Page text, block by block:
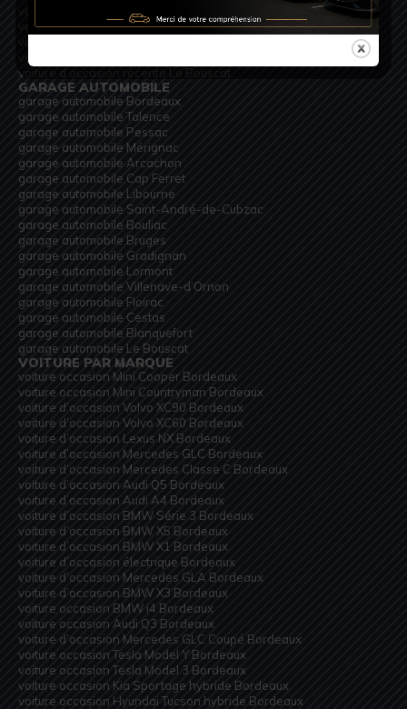
voiture d’occasion récente Villenave-d’Ornon
voiture d’occasion récente Floirac
voiture d’occasion récente Le Bouscat
GARAGE AUTOMOBILE
garage automobile Bordeaux
garage automobile Talence
garage automobile Pessac
garage automobile Mérignac
garage automobile Arcachon
garage automobile Cap Ferret
garage automobile Libourne
garage automobile Saint-André-de-Cubzac
garage automobile Bouliac
garage automobile Bruges
garage automobile Gradignan
garage automobile Lormont
garage automobile Villenave-d’Ornon
garage automobile Floirac
garage automobile Cestas
garage automobile Blanquefort
garage automobile Le Bouscat
VOITURE PAR MARQUE
voiture occasion Mini Cooper Bordeaux
voiture occasion Mini Countryman Bordeaux
voiture d’occasion Volvo XC90 Bordeaux
voiture d’occasion Volvo XC60 Bordeaux
voiture d’occasion Lexus NX Bordeaux
voiture d’occasion Mercedes GLC Bordeaux
voiture d’occasion Mercedes Classe C Bordeaux
voiture d’occasion Audi Q5 Bordeaux
voiture d’occasion Audi A4 Bordeaux
voiture d’occasion BMW Série 3 Bordeaux
voiture d’occasion BMW X5 Bordeaux
voiture d’occasion BMW X1 Bordeaux
voiture d’occasion électrique Bordeaux
voiture d’occasion Mercedes GLA Bordeaux
voiture d’occasion BMW X3 Bordeaux
voiture occasion BMW i4 Bordeaux
voiture occasion Audi Q3 Bordeaux
voiture d’occasion Mercedes GLC Coupé Bordeaux
voiture occasion Tesla Model Y Bordeaux
voiture occasion Tesla Model 3 Bordeaux
voiture occasion Kia Sportage hybride Bordeaux
voiture occasion Hyundai Tucson hybride Bordeaux